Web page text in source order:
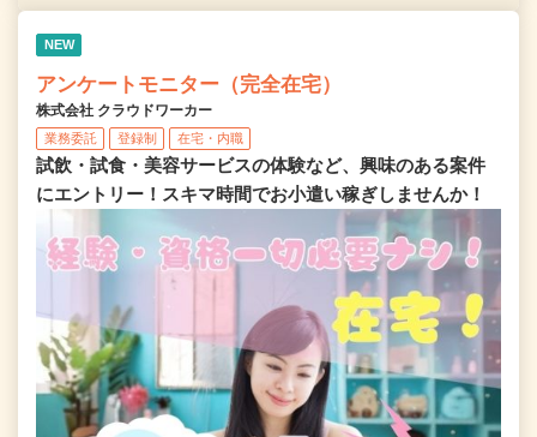
NEW
アンケートモニター（完全在宅）
株式会社 クラウドワーカー
業務委託 登録制 在宅・内職
試飲・試食・美容サービスの体験など、興味のある案件
にエントリー！スキマ時間でお小遣い稼ぎしませんか！